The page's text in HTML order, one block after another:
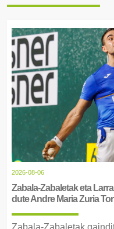
2026-08-06
Zabala-Zabaletak eta
dute Andre Maria Zuria